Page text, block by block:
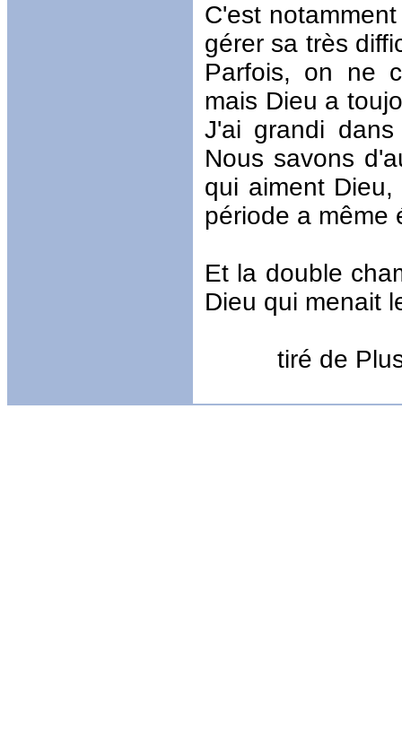
C'est
gérer sa très
Parfois, on ne
mais Dieu a
J'ai grandi
Nous savons
qui aiment
période a même
Et la double
Dieu qui menait
tiré de